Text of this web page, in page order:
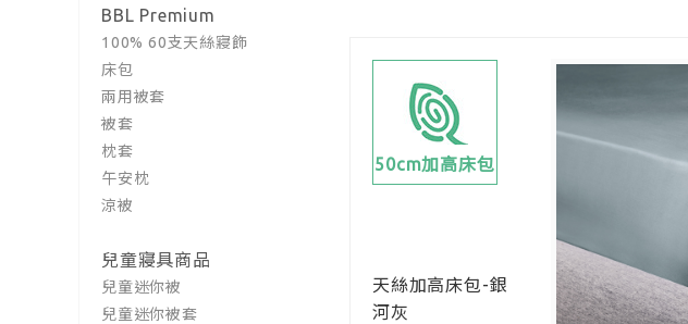
BBL Premium
100% 60支天絲寢飾
床包
兩用被套
被套
枕套
午安枕
涼被
兒童寢具商品
兒童迷你被
兒童迷你被套
50cm加高床包
天絲加高床包-銀
河灰